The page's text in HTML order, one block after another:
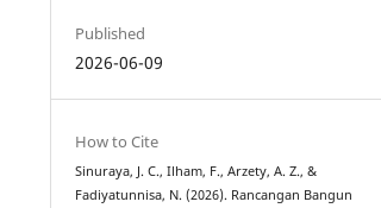
Published
2026-06-09
How to Cite
Sinuraya, J. C., Ilham, F., Arzety, A. Z., &
Fadiyatunnisa, N. (2026). Rancangan Bangun